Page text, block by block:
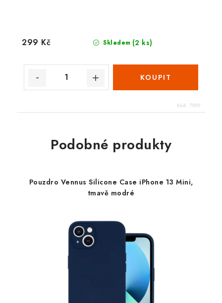
Skladem (2 ks)
299 Kč
Kód: 7959
Podobné produkty
Pouzdro Vennus Silicone Case iPhone 13 Mini,
tmavě modré